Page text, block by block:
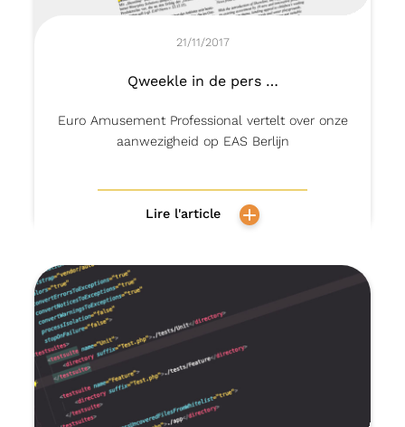
21/11/2017
Qweekle in de pers …
Euro Amusement Professional vertelt over onze
aanwezigheid op EAS Berlijn
Lire l'article